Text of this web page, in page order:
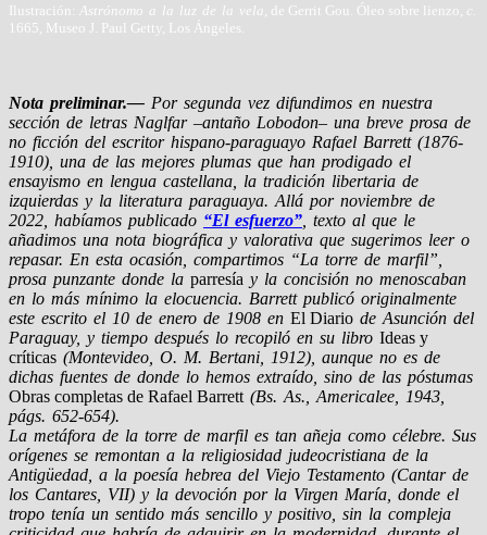
Ilustración: Astrónomo a la luz de la vela, de Gerrit Gou. Óleo sobre lienzo, c.
1665, Museo J. Paul Getty, Los Ángeles.
Nota preliminar.— Por segunda vez difundimos en nuestra
sección de letras Naglfar –antaño Lobodon– una breve prosa de
no ficción del escritor hispano-paraguayo Rafael Barrett (1876-
1910), una de las mejores plumas que han prodigado el
ensayismo en lengua castellana, la tradición libertaria de
izquierdas y la literatura paraguaya. Allá por noviembre de
2022, habíamos publicado “El esfuerzo”, texto al que le
añadimos una nota biográfica y valorativa que sugerimos leer o
repasar. En esta ocasión, compartimos “La torre de marfil”,
prosa punzante donde la parresía y la concisión no menoscaban
en lo más mínimo la elocuencia. Barrett publicó originalmente
este escrito el 10 de enero de 1908 en El Diario de Asunción del
Paraguay, y tiempo después lo recopiló en su libro Ideas y
críticas (Montevideo, O. M. Bertani, 1912), aunque no es de
dichas fuentes de donde lo hemos extraído, sino de las póstumas
Obras completas de Rafael Barrett(Bs. As., Americalee, 1943,
págs. 652-654).
La metáfora de la torre de marfil es tan añeja como célebre. Sus
orígenes se remontan a la religiosidad judeocristiana de la
Antigüedad, a la poesía hebrea del Viejo Testamento (Cantar de
los Cantares, VII) y la devoción por la Virgen María, donde el
tropo tenía un sentido más sencillo y positivo, sin la compleja